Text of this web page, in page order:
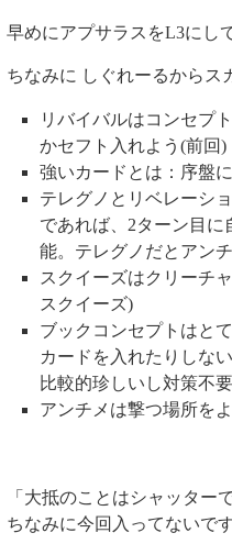
早めにアプサラスをL3にし
ちなみに しぐれーるからス
リバイバルはコンセプ
かセフト入れよう(前回)
強いカードとは：序盤
テレグノとリベレーシ
であれば、2ターン目
能。テレグノだとアン
スクイーズはクリーチ
スクイーズ)
ブックコンセプトはと
カードを入れたりしな
比較的珍しいし対策不
アンチメは撃つ場所を
「大抵のことはシャッター
ちなみに今回入ってないで